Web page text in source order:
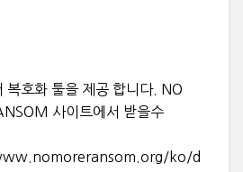
복호화 툴을 제공 합니다. NO
사이트에서 받을수
ko/d